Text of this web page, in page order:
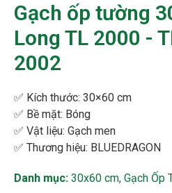
Gạch ốp tường
Long TL 2000 -
2002
✅ Kích thước: 30×60 cm
✅ Bề mặt: Bóng
✅ Vật liệu: Gạch men
✅ Thương hiệu: BLUEDRAGON
Danh mục: 30x60 cm, Gạch Ốp